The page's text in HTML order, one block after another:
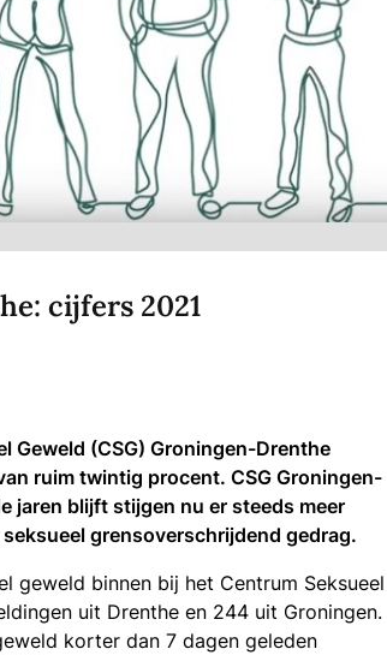
cijfers 2021
Geweld (CSG) Groningen-Drenthe
ruim twintig procent. CSG Groningen-
jaren blijft stijgen nu er steeds meer
grensoverschrijdend gedrag.
geweld binnen bij het Centrum Seksueel
uit Drenthe en 244 uit Groningen.
korter dan 7 dagen geleden